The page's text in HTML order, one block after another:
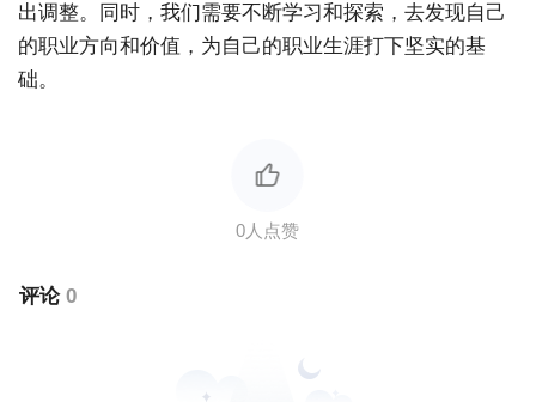
出调整。同时，我们需要不断学习和探索，去发现自己
的职业方向和价值，为自己的职业生涯打下坚实的基
础。
评论 0